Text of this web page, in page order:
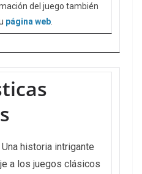
del juego también
página web
Una historia intrigante
a los juegos clásicos